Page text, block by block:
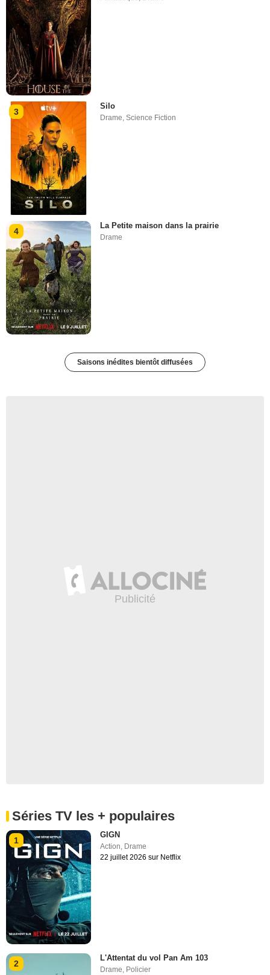
3
Silo
Drame ,Science Fiction
4
La Petite maison dans la prairie
Drame
Saisons inédites bientôt diffusées
Séries TV les + populaires
1
GIGN
Action, Drame
22 juillet 2026 sur Netflix
2
L'Attentat du vol Pan Am 103
Drame Policier